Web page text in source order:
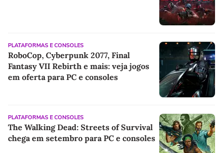
PLATAFORMAS E CONSOLES
RoboCop, Cyberpunk 2077, Final
Fantasy VII Rebirth e mais: veja jogos
em oferta para PC e consoles
PLATAFORMAS E CONSOLES
The Walking Dead: Streets of Survival
chega em setembro para PC e consoles